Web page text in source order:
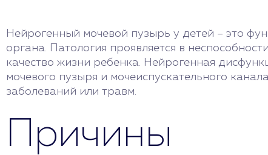
Нейрогенный мочевой пузырь у детей – это
органа. Патология проявляется в
качество жизни ребенка. Нейрогенная
мочевого пузыря и мочеиспускательного
заболеваний или травм.
Причины